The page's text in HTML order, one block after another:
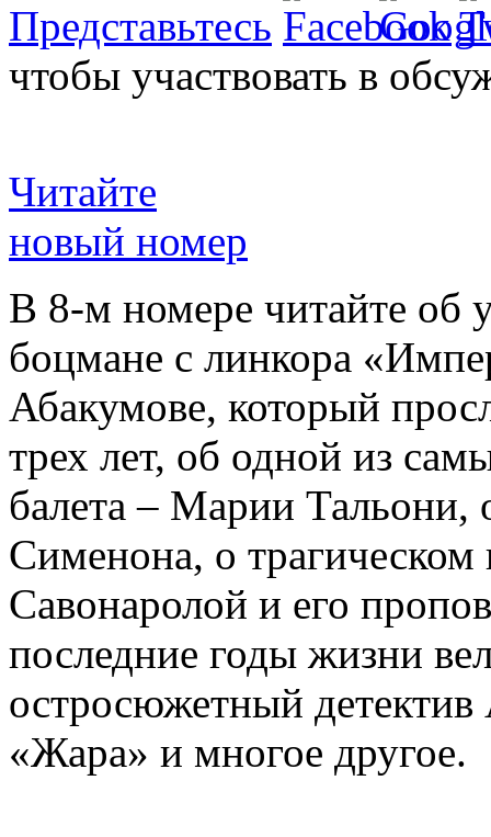
Представьтесь
чтобы участвовать в
Читайте
новый номер
В 8-м номере читайте об
боцмане с линкора
Абакумове, который
трех лет, об одной из
балета – Марии
Сименона, о трагическом
Савонаролой и его
последние годы жизни
остросюжетный детектив
«Жара» и многое другое.